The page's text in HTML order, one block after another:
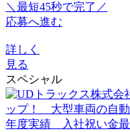
＼最短45秒で完了／
応募へ進む
詳しく
見る
スペシャル